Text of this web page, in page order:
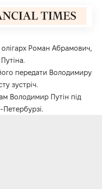
Роман Абрамович,
передати Володимиру
зустріч.
Володимир Путін під